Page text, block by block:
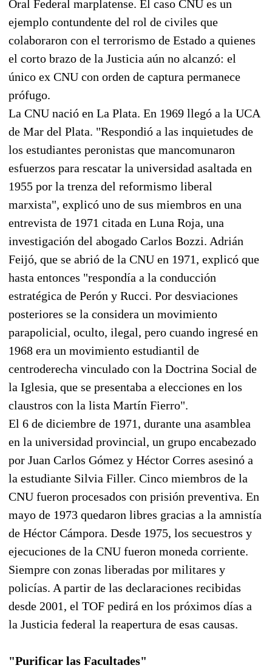
Oral Federal marplatense. El caso CNU es un
ejemplo contundente del rol de civiles que
colaboraron con el terrorismo de Estado a quienes
el corto brazo de la Justicia aún no alcanzó: el
único ex CNU con orden de captura permanece
prófugo.
La CNU nació en La Plata. En 1969 llegó a la UCA
de Mar del Plata. "Respondió a las inquietudes de
los estudiantes peronistas que mancomunaron
esfuerzos para rescatar la universidad asaltada en
1955 por la trenza del reformismo liberal
marxista", explicó uno de sus miembros en una
entrevista de 1971 citada en Luna Roja, una
investigación del abogado Carlos Bozzi. Adrián
Feijó, que se abrió de la CNU en 1971, explicó que
hasta entonces "respondía a la conducción
estratégica de Perón y Rucci. Por desviaciones
posteriores se la considera un movimiento
parapolicial, oculto, ilegal, pero cuando ingresé en
1968 era un movimiento estudiantil de
centroderecha vinculado con la Doctrina Social de
la Iglesia, que se presentaba a elecciones en los
claustros con la lista Martín Fierro".
El 6 de diciembre de 1971, durante una asamblea
en la universidad provincial, un grupo encabezado
por Juan Carlos Gómez y Héctor Corres asesinó a
la estudiante Silvia Filler. Cinco miembros de la
CNU fueron procesados con prisión preventiva. En
mayo de 1973 quedaron libres gracias a la amnistía
de Héctor Cámpora. Desde 1975, los secuestros y
ejecuciones de la CNU fueron moneda corriente.
Siempre con zonas liberadas por militares y
policías. A partir de las declaraciones recibidas
desde 2001, el TOF pedirá en los próximos días a
la Justicia federal la reapertura de esas causas.
"Purificar las Facultades"